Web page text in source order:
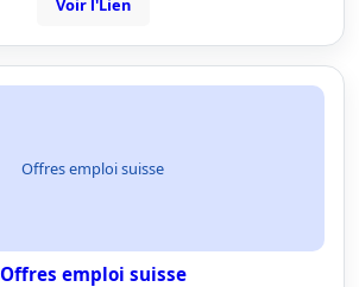
Voir l'Lien
Offres emploi suisse
Offres emploi suisse